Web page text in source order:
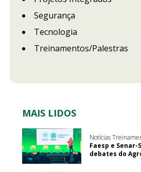
Segurança
Tecnologia
Treinamentos/Palestras
MAIS LIDOS
Notícias
Faesp e
debates do